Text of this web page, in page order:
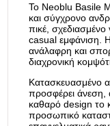
Το Neoblu Basile
και σύγχρονο
πικέ, σχεδιασμένο
casual εμφάνιση.
ανάλαφρη και
διαχρονική
Κατασκευασμένο
προσφέρει
καθαρό design το
προσωπικό